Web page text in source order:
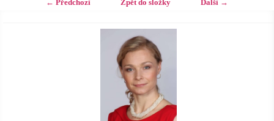
← Předchozí Další →
Zpět do složky